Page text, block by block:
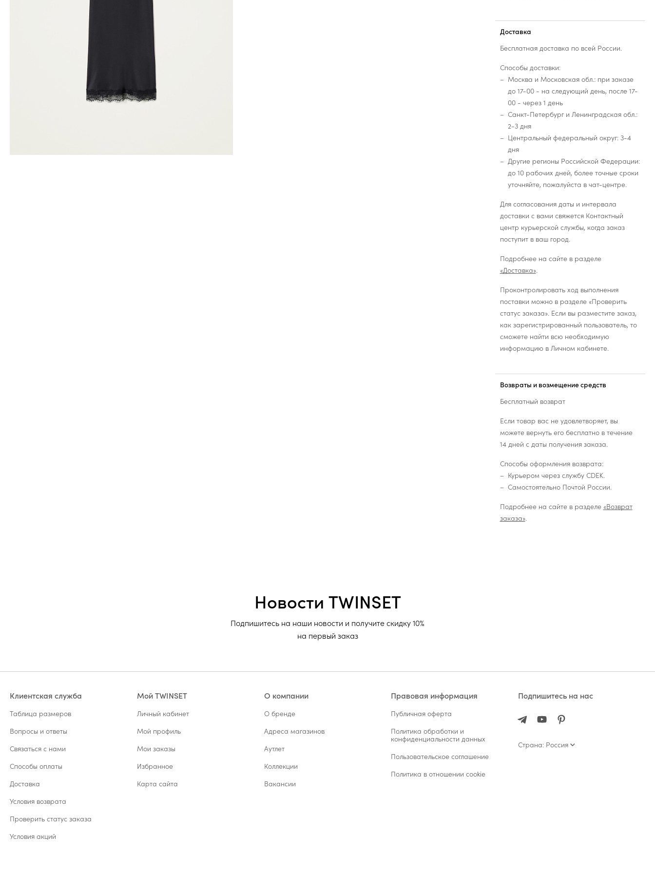
Доставка
Бесплатная доставка по всей России.
Способы доставки:
Москва и Московская обл.: при заказе
до 17-00 - на следующий день, после 17-
00 - через 1 день
Санкт-Петербург и Ленинградская обл.:
2-3 дня
Центральный федеральный округ: 3-4
дня
Другие регионы Российской Федерации:
до 10 рабочих дней, более точные сроки
уточняйте, пожалуйста в чат-центре.
Для согласования даты и интервала
доставки с вами свяжется Контактный
центр курьерской службы, когда заказ
поступит в ваш город.
Подробнее на сайте в разделе
«Доставка».
Проконтролировать ход выполнения
поставки можно в разделе «Проверить
статус заказа». Если вы разместите заказ,
как зарегистрированный пользователь, то
сможете найти всю необходимую
информацию в Личном кабинете.
Возвраты и возмещение средств
Бесплатный возврат
Если товар вас не удовлетворяет, вы
можете вернуть его бесплатно в течение
14 дней с даты получения заказа.
Способы оформления возврата:
Курьером через службу CDEK.
Самостоятельно Почтой России.
Подробнее на сайте в разделе «Возврат
заказа».
Новости TWINSET
Подпишитесь на наши новости и получите скидку 10%
на первый заказ
Клиентская служба
Таблица размеров
Вопросы и ответы
Связаться с нами
Способы оплаты
Доставка
Условия возврата
Проверить статус заказа
Условия акций
Мой TWINSET
Личный кабинет
Мой профиль
Мои заказы
Избранное
Карта сайта
О компании
О бренде
Адреса магазинов
Аутлет
Коллекции
Вакансии
Правовая информация
Публичная оферта
Политика обработки и
конфиденциальности данных
Пользовательское соглашение
Политика в отношении cookie
Подпишитесь на нас
Страна: Россия